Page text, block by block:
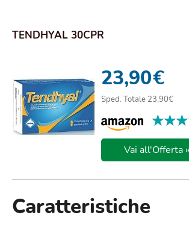
TENDHYAL 30CPR
23,90€
Sped. Totale 23,90€
Vai all'Offerta »
Caratteristiche